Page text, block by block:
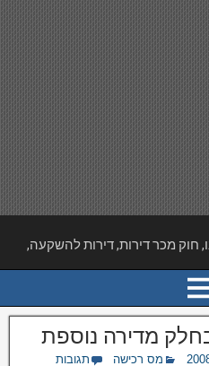
מכר דירות, דירות להשקעה,
מדירה נוספת
מס רכישה תגובות